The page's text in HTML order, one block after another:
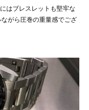
はブレスレットも堅牢な
がら圧巻の重量感でござ